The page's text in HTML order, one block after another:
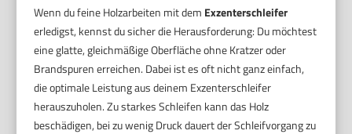
Wenn du feine Holzarbeiten mit dem Exzenterschleifer
erledigst, kennst du sicher die Herausforderung: Du möchtest
eine glatte, gleichmäßige Oberfläche ohne Kratzer oder
Brandspuren erreichen. Dabei ist es oft nicht ganz einfach,
die optimale Leistung aus deinem Exzenterschleifer
herauszuholen. Zu starkes Schleifen kann das Holz
beschädigen, bei zu wenig Druck dauert der Schleifvorgang zu